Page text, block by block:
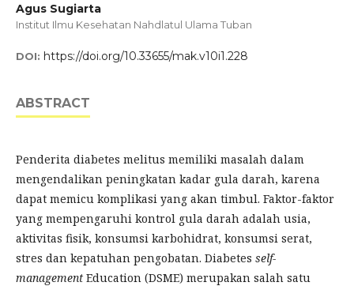
Agus Sugiarta
Institut Ilmu Kesehatan Nahdlatul Ulama Tuban
DOI: https://doi.org/10.33655/mak.v10i1.228
ABSTRACT
Penderita diabetes melitus memiliki masalah dalam
mengendalikan peningkatan kadar gula darah, karena
dapat memicu komplikasi yang akan timbul. Faktor-faktor
yang mempengaruhi kontrol gula darah adalah usia,
aktivitas fisik, konsumsi karbohidrat, konsumsi serat,
stres dan kepatuhan pengobatan. Diabetes self-
management Education (DSME) merupakan salah satu